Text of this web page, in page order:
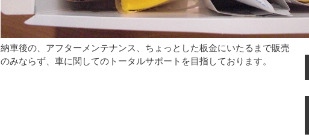
納車後の、アフターメンテナンス、ちょっとした板金にいたるまで販売
のみならず、車に関してのトータルサポートを目指しております。